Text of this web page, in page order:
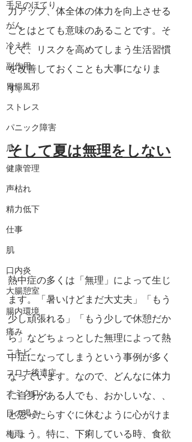
手足のほてり
がん
冷え性
副作用
胃腸風邪
ストレス
パニック障害
爪
健康管理
声枯れ
精力低下
仕事
肌
口内炎
大腸憩室
腸内環境
痛み
ニキビ
コロナ後遺症
オミクロン
目の渇き
梅雨
力アップ、体全体の体力を向上させる
ことはとても意味のあることです。そ
して、リスクを高めてしまう生活習慣
を改善しておくことも大事になりま
す。
そして夏は無理をしない
熱中症の多くは「無理」によって生じ
ます。「暑いけどまだ大丈夫」「もう
少し頑張れる」「もう少しで休憩だか
ら」などちょっとした無理によって熱
中症になってしまうという事例が多く
なっています。なので、どんなに体力
に自身がある人でも、おかしいな、、
と思ったらすぐに休むように心がけま
しょう。特に、下痢している時、食欲